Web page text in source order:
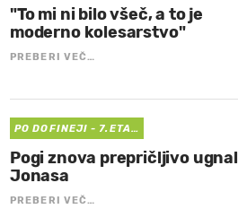
"To mi ni bilo všeč, a to je
moderno kolesarstvo"
PREBERI VEČ…
PO DOFINEJI - 7.ETA…
Pogi znova prepričljivo ugnal
Jonasa
PREBERI VEČ…